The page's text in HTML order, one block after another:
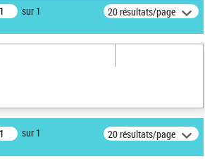
sur 1 20 résultats/page
sur 1 20 résultats/page